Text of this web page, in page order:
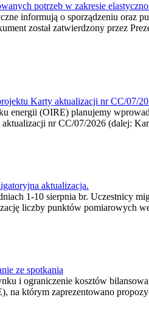
potrzeb w zakresie
informują o sporządzeniu oraz
został zatwierdzony przez
Karty aktualizacji nr CC/07/
energii (OIRE) planujemy
nr CC/07/2026 (dalej:
aktualizacja.
1-10 sierpnia br. Uczestnicy
liczby punktów pomiarowych
ze spotkania
i ograniczenie kosztów
na którym zaprezentowano